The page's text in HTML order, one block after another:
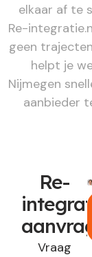
elkaar af te
Re-
geen
helpt je
Nijmegen
aanbieder
Re-
Vraag